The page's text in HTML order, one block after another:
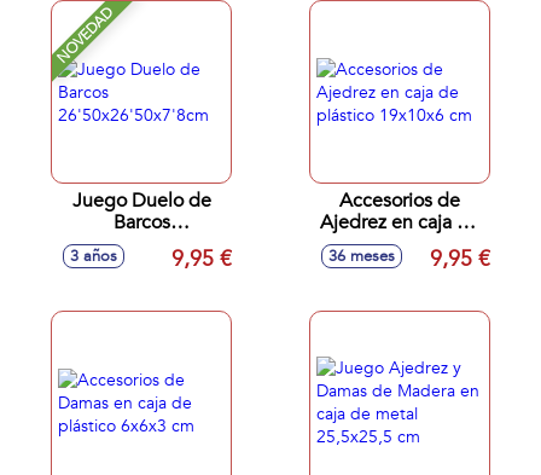
NOVEDAD
Juego Duelo de
Barcos
26'50x26'50x7'8cm
3 años 9,95 €
Accesorios de
Ajedrez en caja de
plástico 19x10x6
cm
36 meses 9,95 €